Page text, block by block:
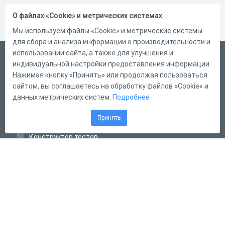
Русский
Справка
Форма обратной связи
Конструктор тестов
О файлах «Cookie» и метрических системах
Мы используем файлы «Cookie» и метрические системы
для сбора и анализа информации о производительности и
использовании сайта, а также для улучшения и
индивидуальной настройки предоставления информации.
Нажимая кнопку «Принять» или продолжая пользоваться
сайтом, вы соглашаетесь на обработку файлов «Cookie» и
данных метрических систем. Подробнее
Принять